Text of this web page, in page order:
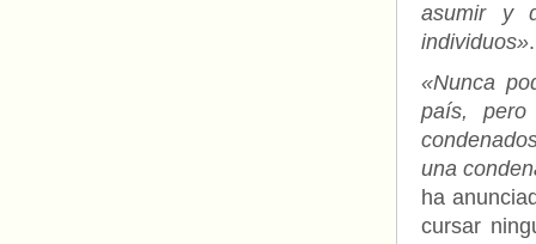
asumir y
individuos».
«Nunca
país, pero
una
ha
cursar